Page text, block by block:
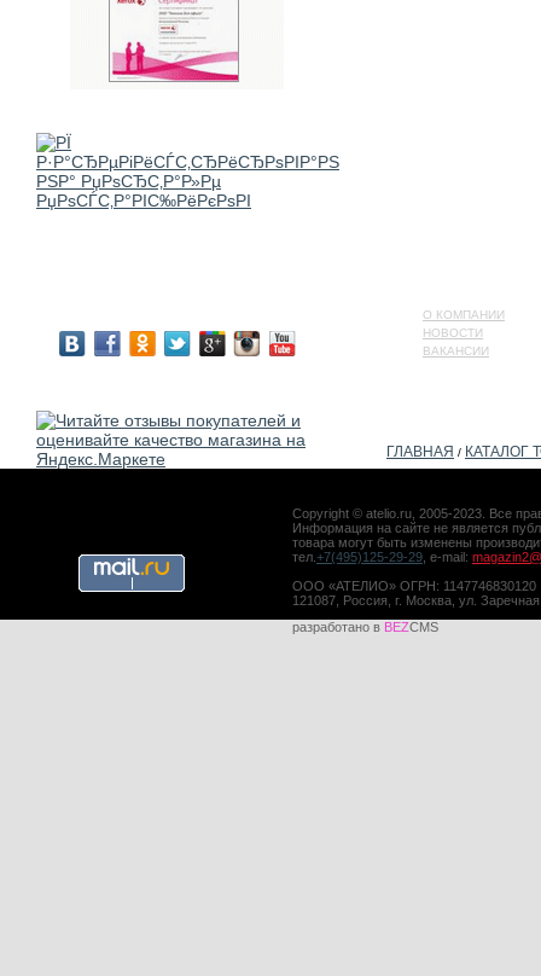
О КОМПАНИИ
НОВОСТИ
ВАКАНСИИ
ГЛАВНАЯ / КАТАЛОГ
Copyright © atelio.ru, 2005-2023. Все
Информация на сайте не является
товара могут быть изменены
тел. +7(495)125-29-29 , e-mail:
ООО «АТЕЛИО» ОГРН: 1147746830120
121087, Россия, г. Москва, ул.
разработано в BEZCMS